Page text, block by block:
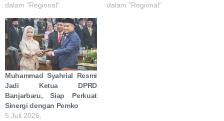
dalam "Regional"
dalam "Regional"
Muhammad Syahrial Resmi
Jadi Ketua DPRD
Banjarbaru, Siap Perkuat
Sinergi dengan Pemko
5 Juli 2026,